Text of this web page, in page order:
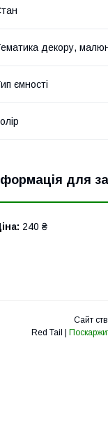
декору,
ємності
для
240 ₴
Сайт
Red Tail |